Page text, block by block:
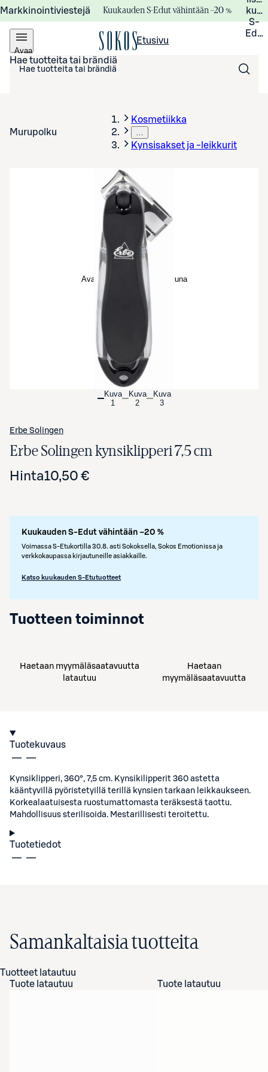
Markkinointiviestejä Kuukauden S-Edut vähintään –20 %
S-
Avaa
valikko
Etusivu
Hae tuotteita tai brändiä
Murupolku
Kosmetiikka
…
Kynsisakset ja -leikkurit
Avaa tuotekuva suurennettuna
Kuva
1
Kuva
2
Kuva
3
Erbe Solingen
Erbe Solingen kynsiklipperi 7,5 cm
Hinta10,50 €
Kuukauden S-Edut vähintään –20 %
Voimassa S-Etukortilla 30.8. asti Sokoksella, Sokos Emotionissa ja
verkkokaupassa kirjautuneille asiakkaille.
Katso kuukauden S-Etutuotteet
Tuotteen toiminnot
Haetaan myymäläsaatavuutta
latautuu
Haetaan
myymäläsaatavuutta
Tuotekuvaus
Kynsiklipperi, 360°, 7,5 cm. Kynsikilipperit 360 astetta
kääntyvillä pyöristetyillä terillä kynsien tarkaan leikkaukseen.
Korkealaatuisesta ruostumattomasta teräksestä taottu.
Mahdollisuus sterilisoida. Mestarillisesti teroitettu.
Tuotetiedot
Samankaltaisia tuotteita
Tuotteet latautuu
Tuote latautuu
Tuote latautuu